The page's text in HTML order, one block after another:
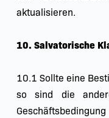
aktualisieren.
10. Salvatorische
10.1 Sollte eine
so sind die